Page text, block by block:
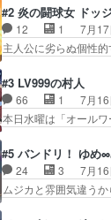
それでいいのか？と
大変だ。や、やはり
視聴しました。視聴…
きで真っ直ぐな主人
落語部長役で出演さ
もしろかった。ア
￣￣￣￣￣￣￣￣
んなジャンル描いて
とめ座付近明るい星
暗い過去の情念とが
#2 炎の闘球女 ドッ
12 1
7月17
主人公に劣らぬ個性
登場!因縁のライバ
な…こんなもん真面
バルの襲撃に始ま
ルチーム。敵もな
部も登場し、魅力的
特訓だよ。平仮名で
で異常なテンポと異…
#3 LV999の村人
66 1
7月16
本日水曜は「オー
22:59まで！✦キャ
の融合を目指す浩二
ウの話から魔王軍
ス、共存の道はや
#5 バンドリ！ ゆめ
24 3
7月16
ムジカと雰囲気違